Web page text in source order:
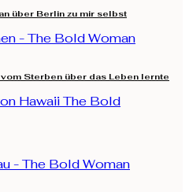
über Berlin zu mir selbst
Sterben über das Leben lernte